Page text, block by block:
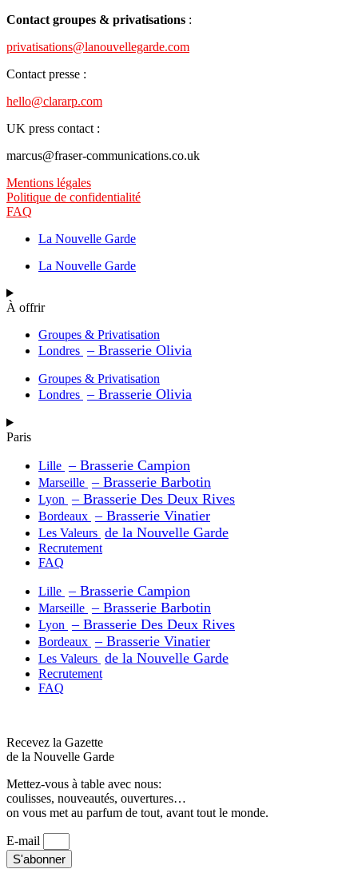
Contact groupes & privatisations :
privatisations@lanouvellegarde.com
Contact presse :
hello@clararp.com
UK press contact :
marcus@fraser-communications.co.uk
Mentions légales
Politique de confidentialité
FAQ
La Nouvelle Garde
La Nouvelle Garde
À offrir
Groupes & Privatisation
Londres – Brasserie Olivia
Groupes & Privatisation
Londres – Brasserie Olivia
Paris
Lille – Brasserie Campion
Marseille – Brasserie Barbotin
Lyon – Brasserie Des Deux Rives
Bordeaux – Brasserie Vinatier
Les Valeurs de la Nouvelle Garde
Recrutement
FAQ
Lille – Brasserie Campion
Marseille – Brasserie Barbotin
Lyon – Brasserie Des Deux Rives
Bordeaux – Brasserie Vinatier
Les Valeurs de la Nouvelle Garde
Recrutement
FAQ
Recevez la Gazette
de la Nouvelle Garde
Mettez-vous à table avec nous:
coulisses, nouveautés, ouvertures…
on vous met au parfum de tout, avant tout le monde.
E-mail
S'abonner